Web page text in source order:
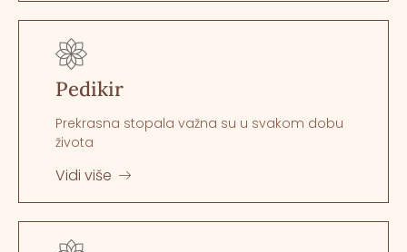
Pedikir
Prekrasna stopala važna su u svakom dobu
života
Vidi više